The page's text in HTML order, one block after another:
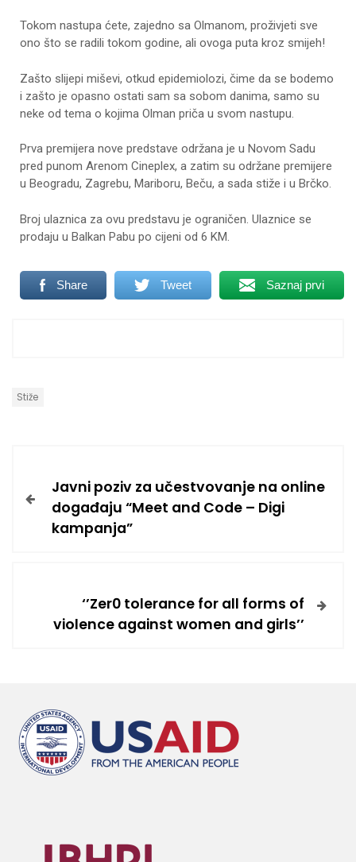
Tokom nastupa ćete, zajedno sa Olmanom, proživjeti sve
ono što se radili tokom godine, ali ovoga puta kroz smijeh!
Zašto slijepi miševi, otkud epidemiolozi, čime da se bodemo
i zašto je opasno ostati sam sa sobom danima, samo su
neke od tema o kojima Olman priča u svom nastupu.
Prva premijera nove predstave održana je u Novom Sadu
pred punom Arenom Cineplex, a zatim su održane premijere
u Beogradu, Zagrebu, Mariboru, Beču, a sada stiže i u Brčko.
Broj ulaznica za ovu predstavu je ograničen. Ulaznice se
prodaju u Balkan Pabu po cijeni od 6 KM.
Share Tweet Saznaj prvi
Stiže
Javni poziv za učestvovanje na online
događaju “Meet and Code – Digi
kampanja”
‘’Zer0 tolerance for all forms of
violence against women and girls’’